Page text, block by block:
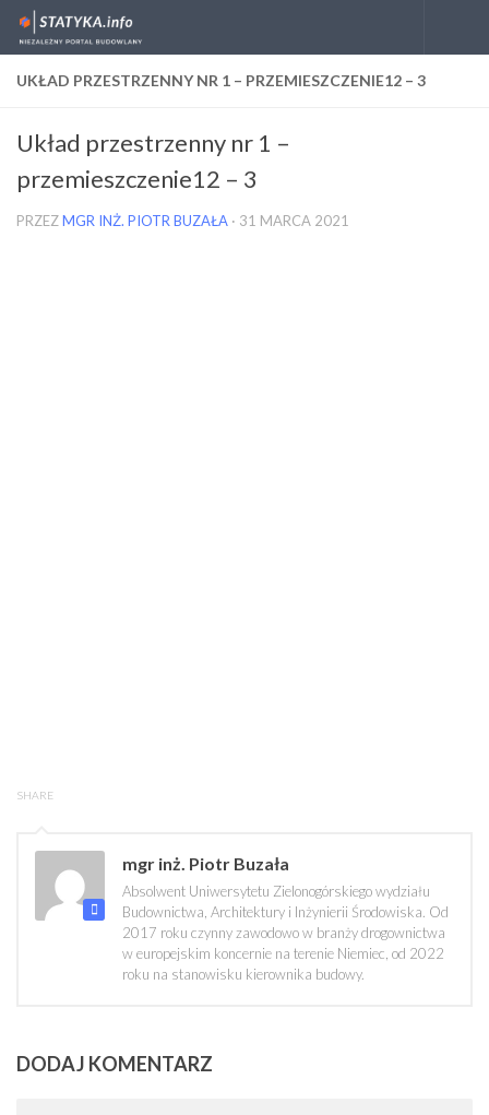
Skip to content
UKŁAD PRZESTRZENNY NR 1 – PRZEMIESZCZENIE12 – 3
Układ przestrzenny nr 1 –
przemieszczenie12 – 3
PRZEZMGR INŻ. PIOTR BUZAŁA · 31 MARCA 2021
SHARE
mgr inż. Piotr Buzała
Absolwent Uniwersytetu Zielonogórskiego wydziału
Budownictwa, Architektury i Inżynierii Środowiska. Od
2017 roku czynny zawodowo w branży drogownictwa
w europejskim koncernie na terenie Niemiec, od 2022
roku na stanowisku kierownika budowy.
DODAJ KOMENTARZ